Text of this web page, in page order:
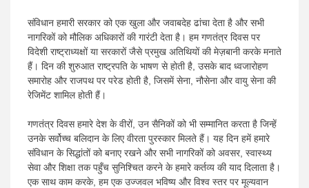
संविधान हमारी सरकार को एक खुला और जवाबदेह ढांचा देता है और सभी
नागरिकों को मौलिक अधिकारों की गारंटी देता है। हम गणतंत्र दिवस पर
विदेशी राष्ट्राध्यक्षों या सरकारों जैसे प्रमुख अतिथियों की मेज़बानी करके मनाते
हैं। दिन की शुरुआत राष्ट्रपति के भाषण से होती है, उसके बाद ध्वजारोहण
समारोह और राजपथ पर परेड होती है, जिसमें सेना, नौसेना और वायु सेना की
रेजिमेंट शामिल होती हैं।
गणतंत्र दिवस हमारे देश के वीरों, उन सैनिकों को भी सम्मानित करता है जिन्हें
उनके सर्वोच्च बलिदान के लिए वीरता पुरस्कार मिलते हैं। यह दिन हमें हमारे
संविधान के सिद्धांतों को बनाए रखने और सभी नागरिकों को अवसर, स्वास्थ्य
सेवा और शिक्षा तक पहुँच सुनिश्चित करने के हमारे कर्तव्य की याद दिलाता है।
एक साथ काम करके, हम एक उज्जवल भविष्य और विश्व स्तर पर मूल्यवान